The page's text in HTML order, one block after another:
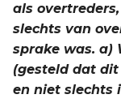
als
slechts van
sprake was. a)
(gesteld dat
en niet slechts